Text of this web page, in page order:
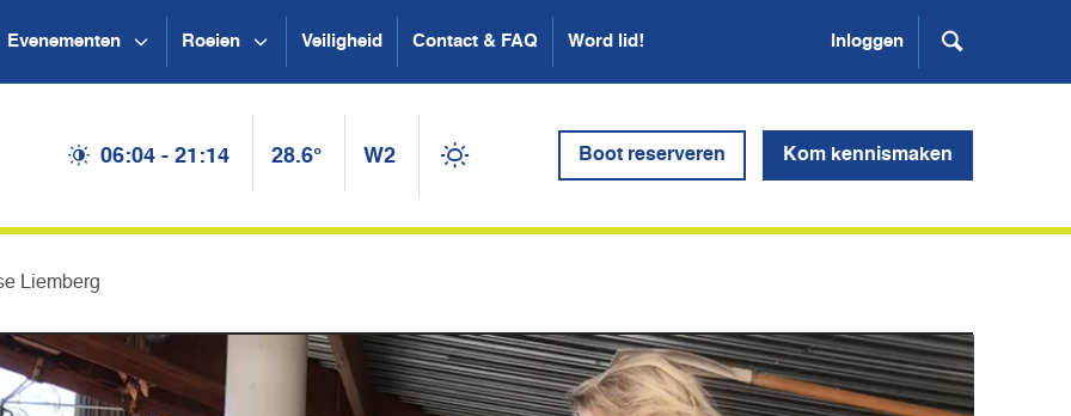
Evenementen Roeien Veiligheid Contact & FAQ Word lid! Inloggen
06:04 - 21:14 28.6° W2 Boot reserveren Kom kennismaken
Liemberg
Videospeler